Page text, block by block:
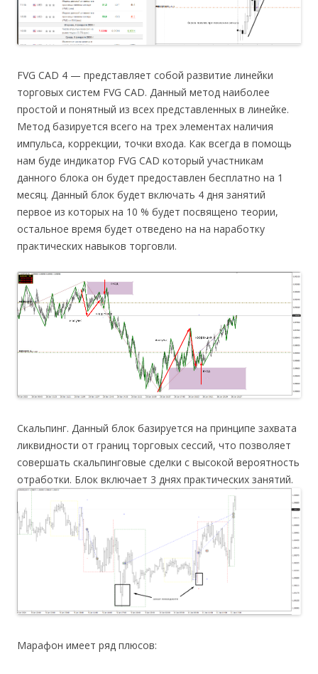
FVG CAD 4 — представляет собой развитие линейки
торговых систем FVG CAD. Данный метод наиболее
простой и понятный из всех представленных в линейке.
Метод базируется всего на трех элементах наличия
импульса, коррекции, точки входа. Как всегда в помощь
нам буде индикатор FVG CAD который участникам
данного блока он будет предоставлен бесплатно на 1
месяц. Данный блок будет включать 4 дня занятий
первое из которых на 10 % будет посвящено теории,
остальное время будет отведено на на наработку
практических навыков торговли.
Скальпинг. Данный блок базируется на принципе захвата
ликвидности от границ торговых сессий, что позволяет
совершать скальпинговые сделки с высокой вероятность
отработки. Блок включает 3 днях практических занятий.
Марафон имеет ряд плюсов: